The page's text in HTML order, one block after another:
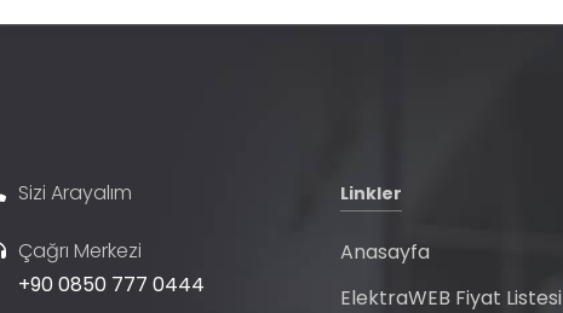
Sizi Arayalım
Çağrı Merkezi
+90 0850 777 0444
Linkler
Anasayfa
ElektraWEB Fiyat Listesi